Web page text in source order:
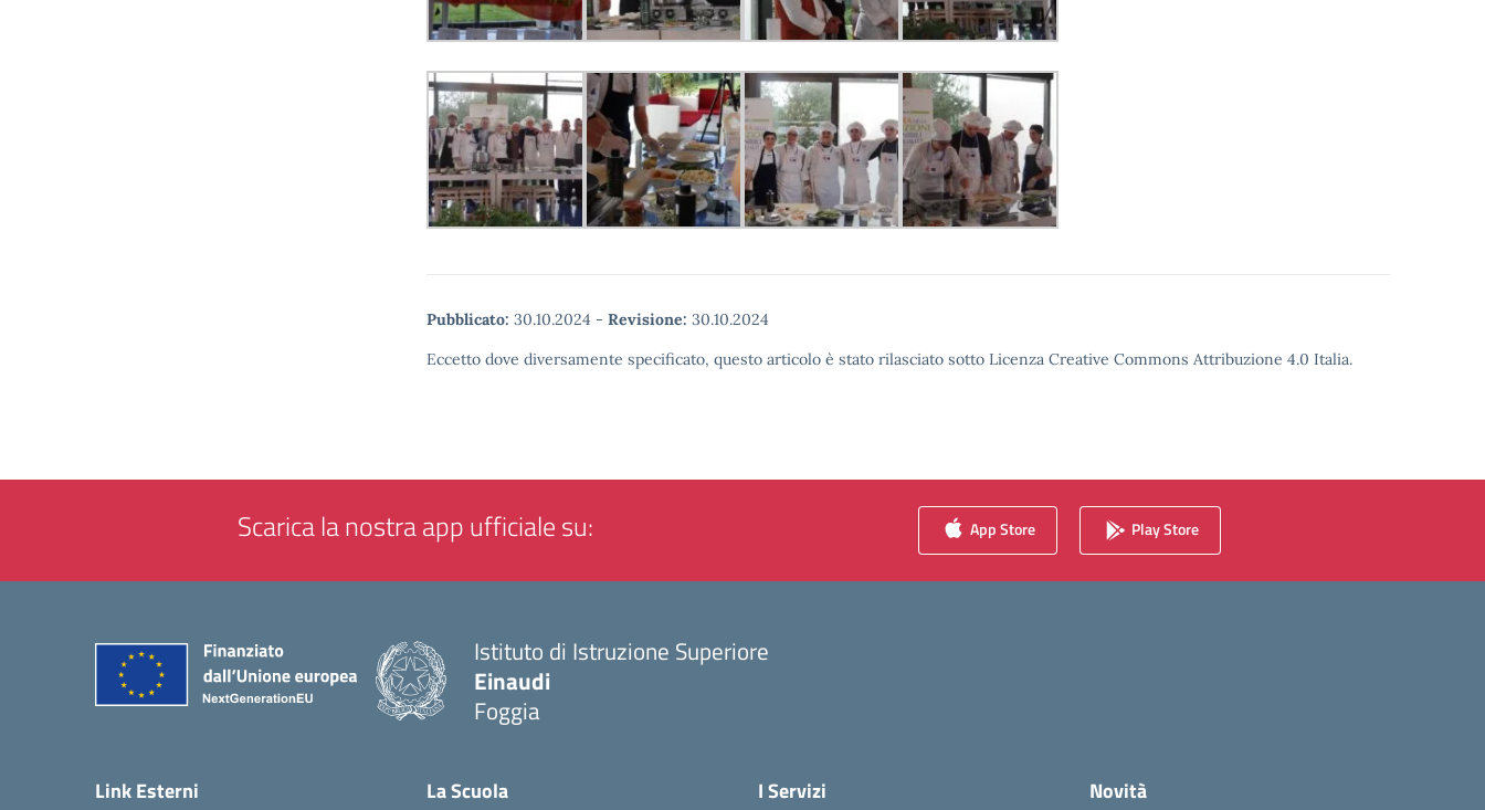
Pubblicato: 30.10.2024 - Revisione: 30.10.2024
Eccetto dove diversamente specificato, questo articolo è stato rilasciato sotto Licenza Creative Commons Attribuzione 4.0 Italia.
Scarica la nostra app ufficiale su: App Store Play Store
Istituto di Istruzione Superiore
Einaudi
Foggia
Link Esterni La Scuola I Servizi Novità